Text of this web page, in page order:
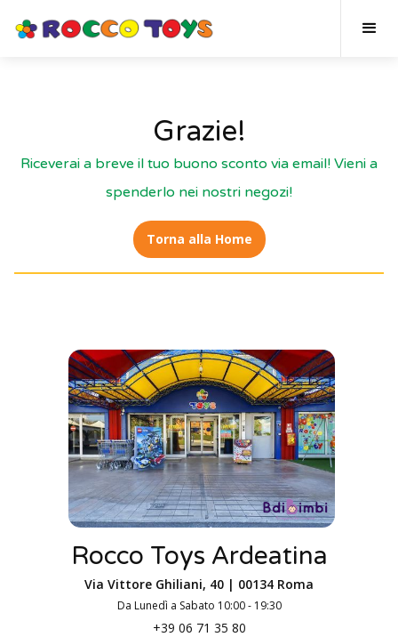
Grazie!
Riceverai a breve il tuo buono sconto via email! Vieni a
spenderlo nei nostri negozi!
Torna alla Home
Rocco Toys Ardeatina
Via Vittore Ghiliani, 40 | 00134 Roma
Da Lunedì a Sabato 10:00 - 19:30
+39 06 71 35 80